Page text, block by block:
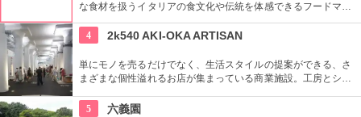
な食材を扱うイタリアの食文化や伝統を体感できるフードマー
ケット。レストランも併設しているので本物のイタリア料理を
堪能することもできます。
4 2k540 AKI-OKA ARTISAN
単にモノを売るだけでなく、生活スタイルの提案ができる、さ
まざまな個性溢れるお店が集まっている商業施設。工房とショ
ワークショップもあり。
5 六義園